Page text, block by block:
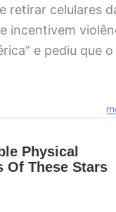
retirar celulares
incentivem
e pediu que o